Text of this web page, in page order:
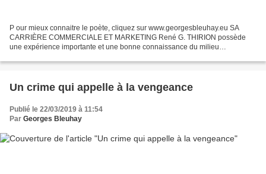
P our mieux connaitre le poète, cliquez sur www.georgesbleuhay.eu SA
CARRIÈRE COMMERCIALE ET MARKETING René G. THIRION possède
une expérience importante et une bonne connaissance du milieu
Un crime qui appelle à la vengeance
Publié le 22/03/2019 à 11:54
Par Georges Bleuhay